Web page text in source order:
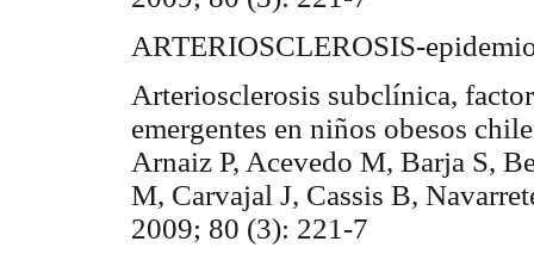
ARTERIOSCLEROSIS-
Arteriosclerosis subclínica,
emergentes en niños obesos
Arnaiz P, Acevedo M, Barja S,
M, Carvajal J, Cassis B,
2009; 80 (3): 221-7